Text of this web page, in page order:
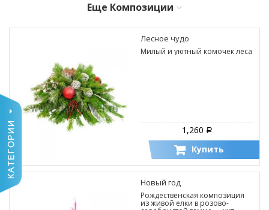
Еще Композиции
Лесное чудо
Милый и уютный комочек леса
1,260 Р
Купить
Новый год
Рождественская композиция
из живой елки в розово-